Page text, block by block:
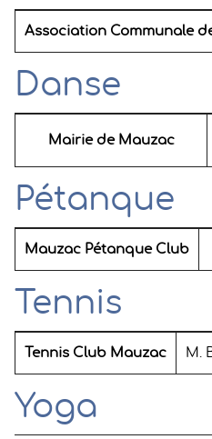
Association Communale
Danse
Mairie de Mauzac
Pétanque
Mauzac Pétanque Club
Tennis
Tennis Club Mauzac M.
Yoga